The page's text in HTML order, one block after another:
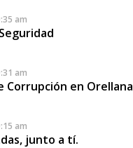
am
am
Corrupción en Orellana
am
junto a tí.